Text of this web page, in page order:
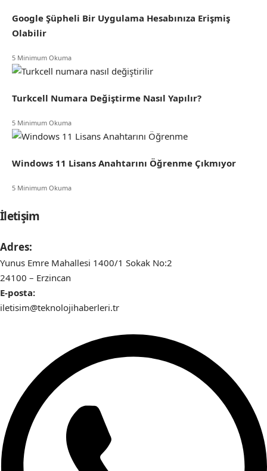
Google Şüpheli Bir Uygulama Hesabınıza Erişmiş
Olabilir
5 Minimum Okuma
Turkcell Numara Değiştirme Nasıl Yapılır?
5 Minimum Okuma
Windows 11 Lisans Anahtarını Öğrenme Çıkmıyor
5 Minimum Okuma
İletişim
Adres:
Yunus Emre Mahallesi 1400/1 Sokak No:2
24100 – Erzincan
E-posta:
iletisim@teknolojihaberleri.tr